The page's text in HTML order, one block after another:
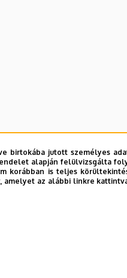
jutott személyes
alapján felülvizsgálta
korábban is teljes
amelyet az alábbi linkre